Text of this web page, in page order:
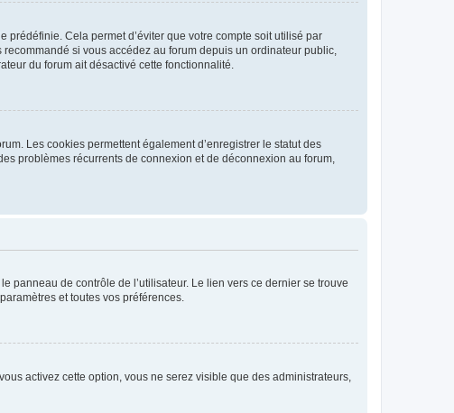
Cela permet d’éviter que votre compte soit utilisé par
si vous accédez au forum depuis un ordinateur public,
du forum ait désactivé cette fonctionnalité.
Les cookies permettent également d’enregistrer le statut des
problèmes récurrents de connexion et de déconnexion au forum,
panneau de contrôle de l’utilisateur. Le lien vers ce dernier se trouve
et toutes vos préférences.
activez cette option, vous ne serez visible que des administrateurs,